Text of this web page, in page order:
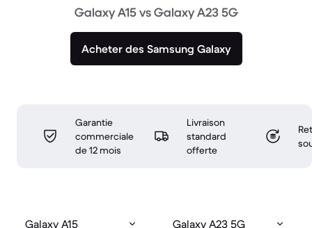
Galaxy A15 vs Galaxy A23 5G
Acheter des Samsung Galaxy
Garantie
commerciale
de 12 mois
Livraison
standard
offerte
Galaxy A15 Galaxy A23 5G